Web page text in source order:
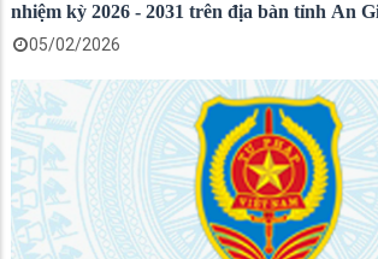
nhiệm kỳ 2026 - 2031 trên địa bàn tỉnh An
05/02/2026